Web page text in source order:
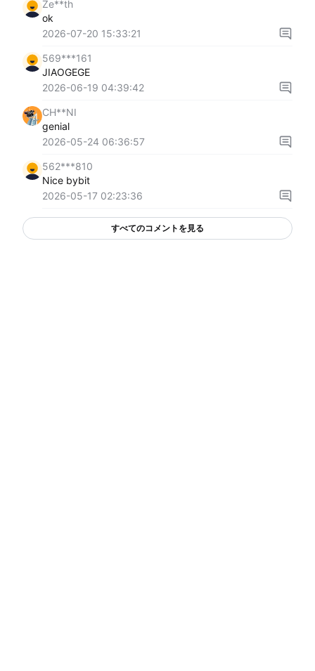
Ze**th
ok
2026-07-20 15:33:21
569***161
JIAOGEGE
2026-06-19 04:39:42
CH**NI
genial
2026-05-24 06:36:57
562***810
Nice bybit
2026-05-17 02:23:36
すべてのコメントを見る